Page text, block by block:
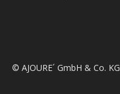
© AJOURE´ GmbH & Co. KG